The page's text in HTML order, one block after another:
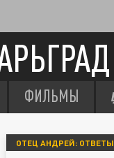
ФИЛЬМЫ
ОТЕЦ АНДРЕЙ: ОТВЕТЫ